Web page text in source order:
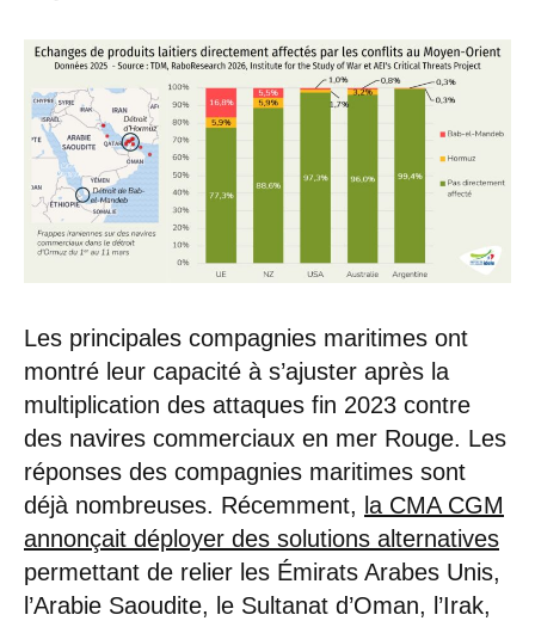
Les principales compagnies maritimes ont
montré leur capacité à s’ajuster après la
multiplication des attaques fin 2023 contre
des navires commerciaux en mer Rouge. Les
réponses des compagnies maritimes sont
déjà nombreuses. Récemment, la CMA CGM
annonçait déployer des solutions alternatives
permettant de relier les Émirats Arabes Unis,
l’Arabie Saoudite, le Sultanat d’Oman, l’Irak,